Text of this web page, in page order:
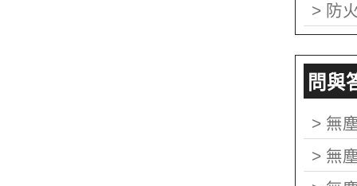
> 防
問與
> 無
> 無